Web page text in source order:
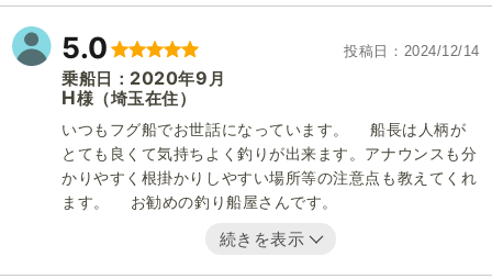
5.0 投稿日 2024/12/14
乗船日： 2020年9 月
H様 （埼玉在住）
いつもフグ船でお世話になっています。 船長は人柄が
とても良くて気持ちよく釣りが出来ます。アナウンスも分
かりやすく根掛かりしやすい場所等の注意点も教えてくれ
ます。 お勧めの釣り船屋さんです。
続きを表示